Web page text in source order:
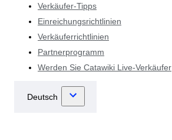
Verkäufer-Tipps
Einreichungsrichtlinien
Verkäuferrichtlinien
Partnerprogramm
Werden Sie Catawiki Live-Verkäufer